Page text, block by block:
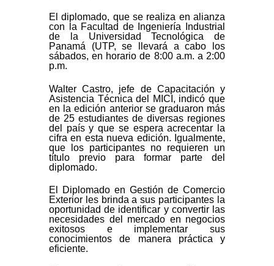
El diplomado, que se realiza en alianza
con la Facultad de Ingeniería Industrial
de la Universidad Tecnológica de
Panamá (UTP, se llevará a cabo los
sábados, en horario de 8:00 a.m. a 2:00
p.m.
Walter Castro, jefe de Capacitación y
Asistencia Técnica del MICI, indicó que
en la edición anterior se graduaron más
de 25 estudiantes de diversas regiones
del país y que se espera acrecentar la
cifra en esta nueva edición. Igualmente,
que los participantes no requieren un
título previo para formar parte del
diplomado.
El Diplomado en Gestión de Comercio
Exterior les brinda a sus participantes la
oportunidad de identificar y convertir las
necesidades del mercado en negocios
exitosos e implementar sus
conocimientos de manera práctica y
eficiente.